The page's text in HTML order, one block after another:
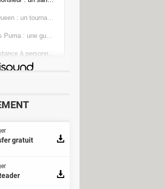
gratuit